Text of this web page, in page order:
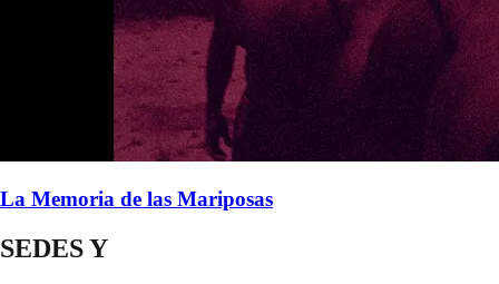
La Memoria de las Mariposas
SEDES Y